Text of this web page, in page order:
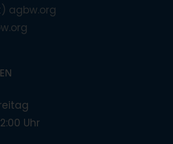
agbw.org
Uhr